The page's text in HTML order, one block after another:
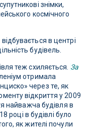
знімки,
космічного
в центрі
будівель.
теж схиляється. За
отримала
через те, як
відкриття у 2009
найважча будівля в
році в будівлі було
як жителі почули